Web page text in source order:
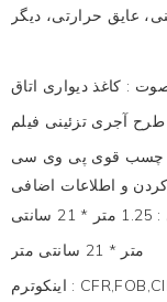
عایق حرارتی، دیگر
: کاغذ دیواری اتاق
آجری تزئینی فیلم
چسب قوی پی وی سی
کردن و اطلاعات اضافی
:
1.25 متر * 21 سانتی
متر * 21 سانتی متر
: